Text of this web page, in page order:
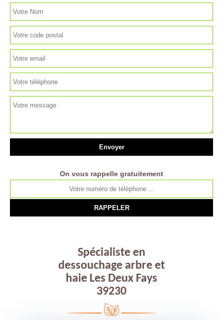
On vous rappelle gratuitement
Spécialiste en
dessouchage arbre et
haie Les Deux Fays
39230